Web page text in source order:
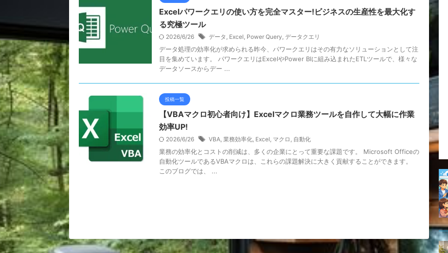
Excelパワークエリの使い方を完全マスター!ビジネスの生産性を最大化す
る究極ツール
2026/6/26 データ , Excel, Power Query, データクエリ
データ処理の効率化が求められる昨今、パワークエリはその有力なソリューションとして注
目を集めています。 パワークエリはExcelやPower BIに組み込まれたETLツールで、様々な
データソースからデー ...
投稿一覧
【VBAマクロ初心者向け】Excelマクロ業務ツールを自作して大幅に作業
効率UP!
2026/6/26 VBA, 業務効率化, Excel, マクロ , 自動化
業務の効率化とコストの削減は、多くの企業にとって重要な課題です。 Microsoft Officeの
自動化ツールであるVBAマクロは、これらの課題解決に大きく貢献することができます。
このブログでは、 ...